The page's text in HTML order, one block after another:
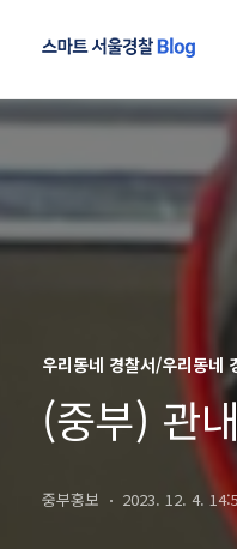
우리동네 경찰서/우리동네
(중부) 관
중부홍보 2023. 12. 4.